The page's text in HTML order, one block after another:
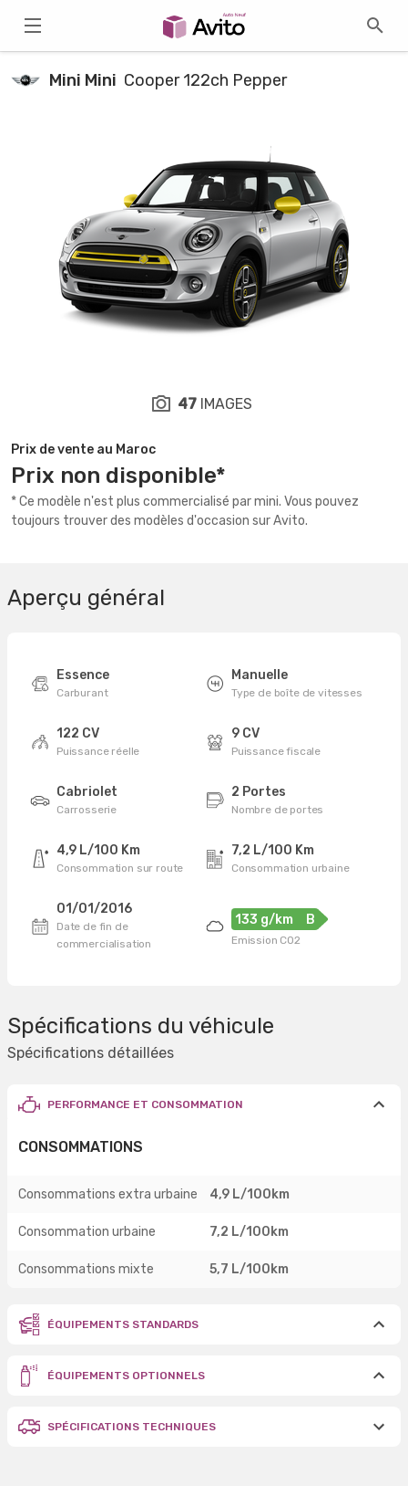
Mini Mini Cooper 122ch Pepper
Prix de vente au Maroc
Prix non disponible*
* Ce modèle n'est plus commercialisé par mini. Vous pouvez
toujours trouver des modèles d'occasion sur Avito.
47 IMAGES
Aperçu général
Essence
Carburant
Manuelle
Type de boîte de vitesses
122 CV
Puissance réelle
9 CV
Puissance fiscale
Cabriolet
Carrosserie
2 Portes
Nombre de portes
4,9 L/100 Km
Consommation sur route
7,2 L/100 Km
Consommation urbaine
01/01/2016
Date de fin de
commercialisation
133 g/km B
Emission CO2
Spécifications du véhicule
Spécifications détaillées
PERFORMANCE ET CONSOMMATION
CONSOMMATIONS
Consommations extra urbaine 4,9 L/100km
Consommation urbaine 7,2 L/100km
Consommations mixte 5,7 L/100km
ÉQUIPEMENTS STANDARDS
ÉQUIPEMENTS OPTIONNELS
SPÉCIFICATIONS TECHNIQUES